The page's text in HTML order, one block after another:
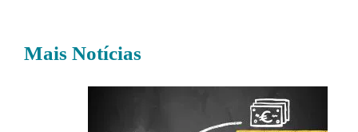
Mais Notícias